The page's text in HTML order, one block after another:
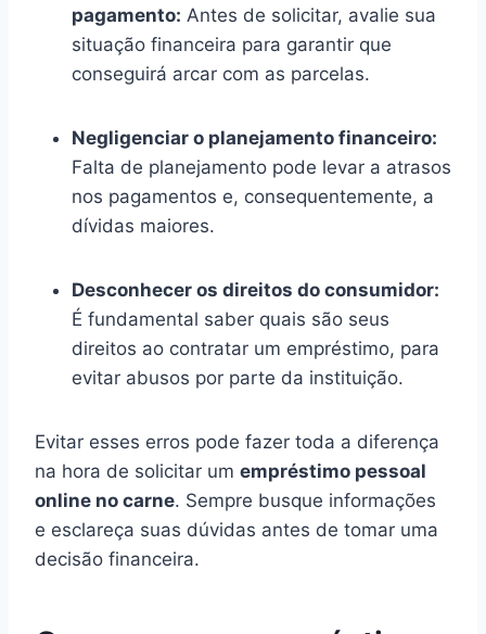
pagamento: Antes de solicitar, avalie sua
situação financeira para garantir que
conseguirá arcar com as parcelas.
Negligenciar o planejamento financeiro:
Falta de planejamento pode levar a atrasos
nos pagamentos e, consequentemente, a
dívidas maiores.
Desconhecer os direitos do consumidor:
É fundamental saber quais são seus
direitos ao contratar um empréstimo, para
evitar abusos por parte da instituição.
Evitar esses erros pode fazer toda a diferença
na hora de solicitar um empréstimo pessoal
online no carne. Sempre busque informações
e esclareça suas dúvidas antes de tomar uma
decisão financeira.